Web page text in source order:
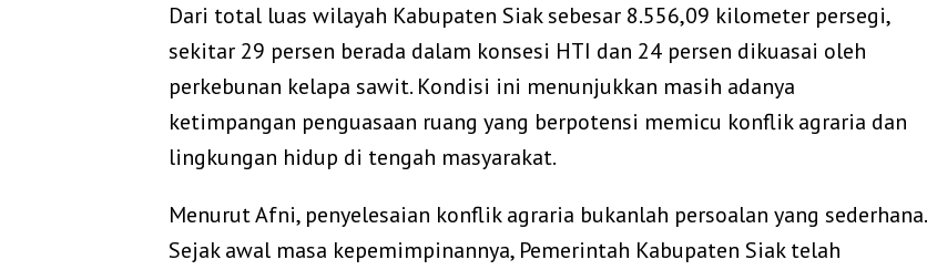
Dari total luas wilayah Kabupaten Siak sebesar 8.556,09 kilometer persegi,
sekitar 29 persen berada dalam konsesi HTI dan 24 persen dikuasai oleh
perkebunan kelapa sawit. Kondisi ini menunjukkan masih adanya
ketimpangan penguasaan ruang yang berpotensi memicu konflik agraria dan
lingkungan hidup di tengah masyarakat.
Menurut Afni, penyelesaian konflik agraria bukanlah persoalan yang sederhana.
Sejak awal masa kepemimpinannya, Pemerintah Kabupaten Siak telah